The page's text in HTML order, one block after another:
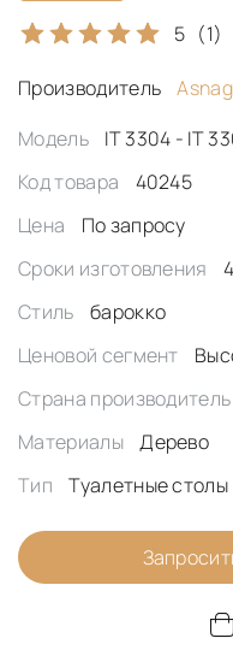
5 (1)
Производитель
Модель
IT 3304 - IT
Код товара
40245
Цена
По запросу
Сроки изготовления
Стиль
барокко
Ценовой сегмент
Страна производитель
Материалы
Дерево
Тип
Туалетные столы